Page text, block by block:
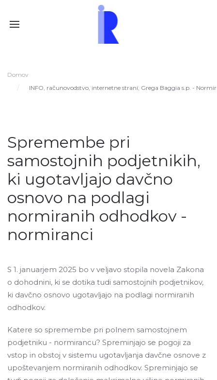
Domov
INFO, računovodstvo, internetne strani, Grega Baggia s.p. -
Spremembe pri
samostojnih podjetnikih,
ki ugotavljajo davčno
osnovo na podlagi
normiranih odhodkov -
normiranci
S 1. januarjem 2025 bo v veljavo stopila novela Zakona
o dohodnini, ki se dotika tudi samostojnih podjetnikov,
ki davčno osnovo ugotavljajo na podlagi normiranih
odhodkov.
Katere so spremembe pri polnem samostojnem
podjetniku - normirancu? Spreminjajo se pogoji za
vstop in obstoj v sistemu ugotavljanja davčne osnove z
upoštevanjem normiranih odhodkov. Spreminjajo se